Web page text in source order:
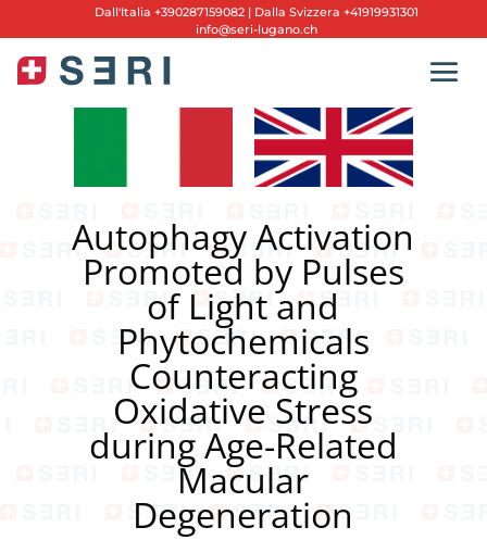
Dall'Italia +390287159082 | Dalla Svizzera +41919931301
info@seri-lugano.ch
Autophagy Activation
Promoted by Pulses
of Light and
Phytochemicals
Counteracting
Oxidative Stress
during Age-Related
Macular
Degeneration